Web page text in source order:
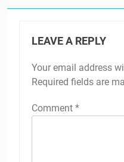
LEAVE A REPLY
Your email address
Required fields are
Comment *